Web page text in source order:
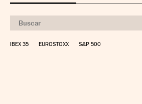
IBEX 35 EUROSTOXX S&P 500